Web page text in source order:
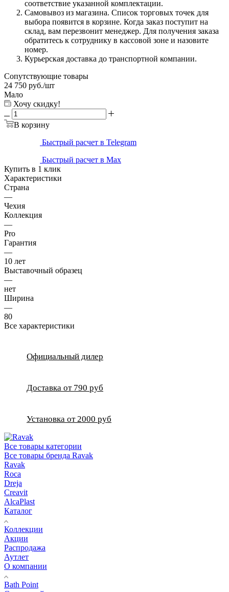
соответствие указанной комплектации.
Самовывоз из магазина. Список торговых точек для
выбора появится в корзине. Когда заказ поступит на
склад, вам перезвонит менеджер. Для получения заказа
обратитесь к сотруднику в кассовой зоне и назовите
номер.
Курьерская доставка до транспортной компании.
Сопутствующие товары
24 750 руб./шт
Мало
Хочу скидку!
В корзину
Быстрый расчет в Telegram
Быстрый расчет в Max
Купить в 1 клик
Характеристики
Страна
—
Чехия
Коллекция
—
Pro
Гарантия
—
10 лет
Выставочный образец
—
нет
Ширина
—
80
Все характеристики
Официальный дилер
Доставка от 790 руб
Установка от 2000 руб
Все товары категории
Все товары бренда Ravak
Ravak
Roca
Dreja
Creavit
AlcaPlast
Каталог
Коллекции
Акции
Распродажа
Аутлет
О компании
Bath Point